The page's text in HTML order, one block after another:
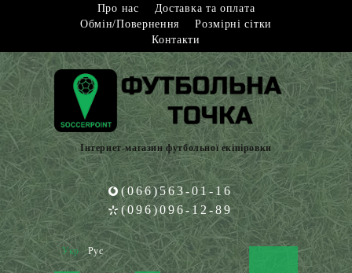
Про нас
Доставка та оплата
Обмін/Повернення
Розмірні сітки
Контакти
Інтернет-магазин футбольної екіпіровки
(066)563-01-16
(096)096-12-89
Укр Рус